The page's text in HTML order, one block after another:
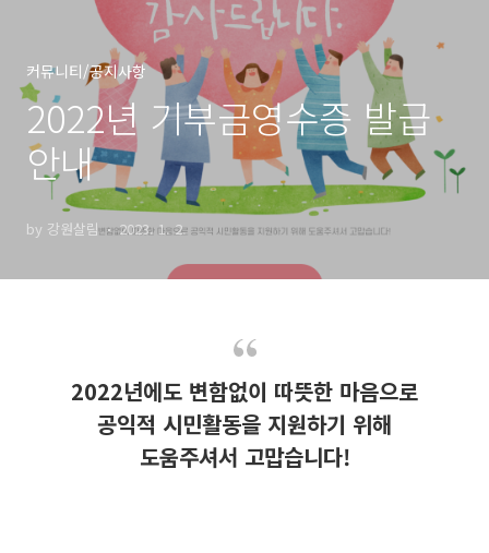
커뮤니티/공지사항
2022년 기부금영수증 발급
안내
by 강원살림 2023. 1. 2.
2022년에도 변함없이 따뜻한 마음으로
공익적 시민활동을 지원하기 위해
도움주셔서 고맙습니다!